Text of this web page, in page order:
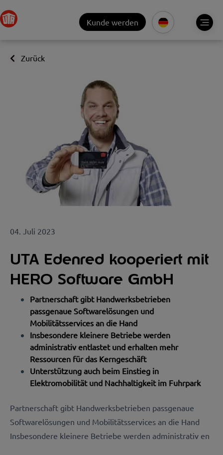
Kunde werden
Zurück
04. Juli 2023
UTA Edenred kooperiert mit
HERO Software GmbH
Partnerschaft gibt Handwerksbetrieben
passgenaue Softwarelösungen und
Mobilitätsservices an die Hand
Insbesondere kleinere Betriebe werden
administrativ entlastet und erhalten mehr
Ressourcen für das Kerngeschäft
Unterstützung auch beim Einstieg in
Elektromobilität und Nachhaltigkeit im Fuhrpark
Partnerschaft gibt Handwerksbetrieben passgenaue
Softwarelösungen und Mobilitätsservices an die Hand
Insbesondere kleinere Betriebe werden administrativ en